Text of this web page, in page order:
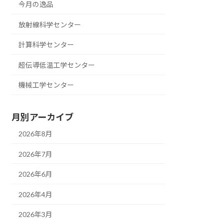
今月の逸品
放射線科学センター
計算科学センター
超伝導低温工学センター
機械工学センター
月別アーカイブ
2026年8月
2026年7月
2026年6月
2026年4月
2026年3月